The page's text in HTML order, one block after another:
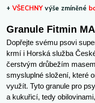
+VŠECHNYvýše zmíněné
Granule Fitmin
Dopřejte svému psovi
krmí i Horská služba
čerstvým drůbežím
smysluplné složení, které
využít. Tyto granule pro
a kukuřicí, tedy